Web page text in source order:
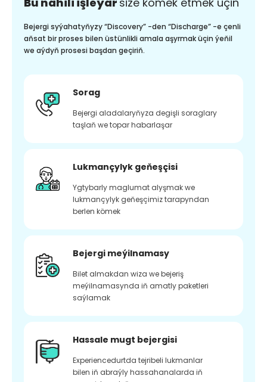
Bejergi syýahatyňyzy “Discovery” -den “Discharge” -e çenli
aňsat bir proses bilen üstünlikli amala aşyrmak üçin ýeňil
we aýdyň prosesi başdan geçiriň.
Sorag
Bejergi aladalaryňyza degişli soraglary
taşlaň we topar habarlaşar
Lukmançylyk geňeşçisi
Ygtybarly maglumat alyşmak we
lukmançylyk geňeşçimiz tarapyndan
berlen kömek
Bejergi meýilnamasy
Bilet almakdan wiza we bejeriş
meýilnamasynda iň amatly paketleri
saýlamak
Hassale mugt bejergisi
Experiencedurtda tejribeli lukmanlar
bilen iň abraýly hassahanalarda iň